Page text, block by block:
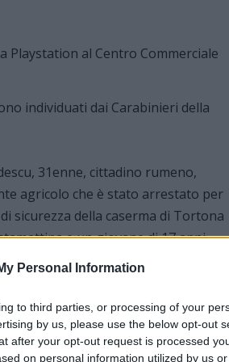
Personal Information
to third parties, or processing of your
by us, please use the below opt-out
after your opt-out request is processed
on personal information utilized by us
individuati dai Carabinieri della
31enne, cittadino rumeno,
agricolo che è stato arrestato per
sicurezza della caserma di Tortona
e un giovane di 17 anni,
a Tortona denunciato per
Torino in quanto complice di
Commerciale e sono stati prima